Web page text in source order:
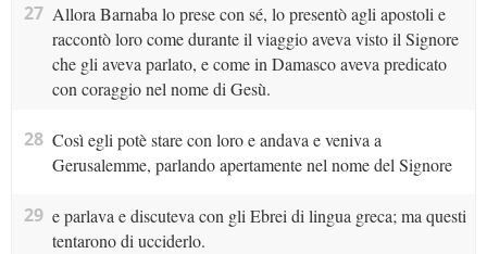
27 Allora Barnaba lo prese con sé, lo presentò agli apostoli e
raccontò loro come durante il viaggio aveva visto il Signore
che gli aveva parlato, e come in Damasco aveva predicato
con coraggio nel nome di Gesù.
28 Così egli potè stare con loro e andava e veniva a
Gerusalemme, parlando apertamente nel nome del Signore
29 e parlava e discuteva con gli Ebrei di lingua greca; ma questi
tentarono di ucciderlo.